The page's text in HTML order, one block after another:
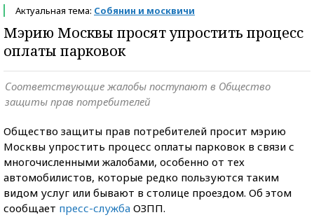
Актуальная тема: Собянин и москвичи
Мэрию Москвы просят упростить процесс
оплаты парковок
Соответствующие жалобы поступают в Общество
защиты прав потребителей
Общество защиты прав потребителей просит мэрию
Москвы упростить процесс оплаты парковок в связи с
многочисленными жалобами, особенно от тех
автомобилистов, которые редко пользуются таким
видом услуг или бывают в столице проездом. Об этом
сообщает пресс-служба ОЗПП.